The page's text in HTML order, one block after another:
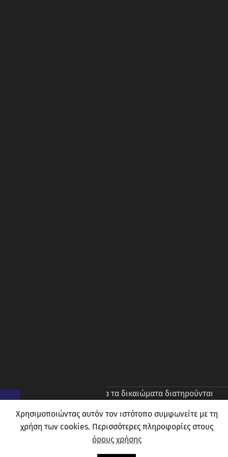
. Ολα τα δικαιώματα διατηρούνται
Χρησιμοποιώντας αυτόν τον ιστότοπο συμφωνείτε με τη
χρήση των cookies. Περισσότερες πληροφορίες στους
όρους χρήσης